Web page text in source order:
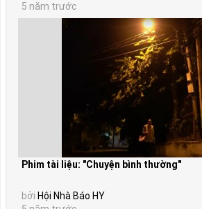
5 năm trước
Phim tài liệu: "Chuyện bình thường"
bởi Hội Nhà Báo HY